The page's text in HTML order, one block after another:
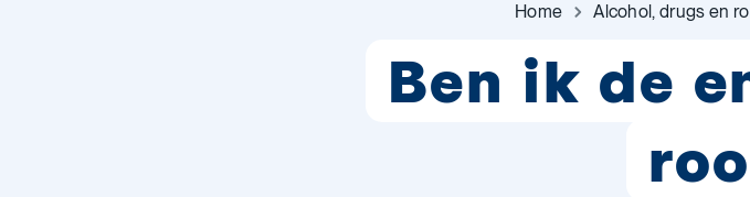
Home Alcohol, drugs en
Ben ik de